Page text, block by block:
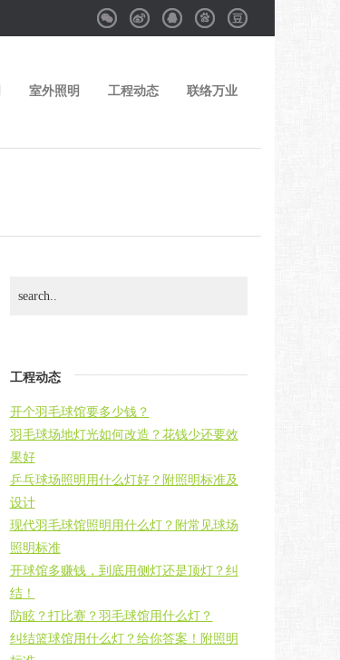
WeixinWeibo QQ Baidu Douban
室外照明 工程动态 联络万业
工程动态
开个羽毛球馆要多少钱？
羽毛球场地灯光如何改造？花钱少还要效
果好
乒乓球场照明用什么灯好？附照明标准及
设计
现代羽毛球馆照明用什么灯？附常见球场
照明标准
开球馆多赚钱，到底用侧灯还是顶灯？纠
结！
防眩？打比赛？羽毛球馆用什么灯？
纠结篮球馆用什么灯？给你答案！附照明